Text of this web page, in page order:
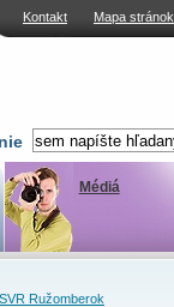
Kontakt Mapa stránok
Médiá
Ružomberok